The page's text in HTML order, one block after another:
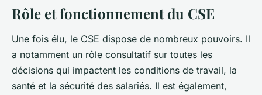
Rôle et fonctionnement du CSE
Une fois élu, le CSE dispose de nombreux pouvoirs. Il
a notamment un rôle consultatif sur toutes les
décisions qui impactent les conditions de travail, la
santé et la sécurité des salariés. Il est également,